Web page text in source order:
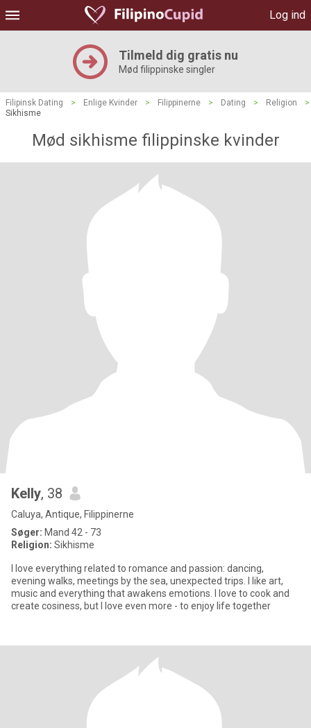
Log ind
Tilmeld dig gratis nu
Mød filippinske singler
Filipinsk Dating > Enlige Kvinder > Filippinerne > Dating > Religion
>
Sikhisme
Mød sikhisme filippinske kvinder
Kelly, 38
Caluya, Antique, Filippinerne
Søger: Mand 42 - 73
Religion: Sikhisme
I love everything related to romance and passion: dancing,
evening walks, meetings by the sea, unexpected trips. I like art,
music and everything that awakens emotions. I love to cook and
create cosiness, but I love even more - to enjoy life together